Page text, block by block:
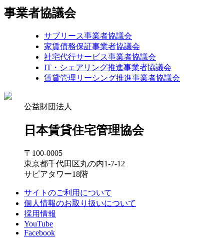
事業者協議会
サブリース事業者協議会
家賃債務保証事業者協議会
社宅代行サービス事業者協議会
IT・シェアリング推進事業者協議会
賃貸管理リーシング推進事業者協議会
公益財団法人
日本賃貸住宅管理協会
〒100-0005
東京都千代田区丸の内1-7-12
サピアタワー18階
サイトのご利用について
個人情報のお取り扱いについて
採用情報
YouTube
Facebook